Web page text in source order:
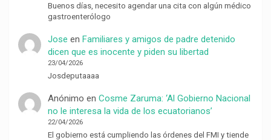
Buenos días, necesito agendar una cita con algún médico
gastroenterólogo
Jose en Familiares y amigos de padre detenido
dicen que es inocente y piden su libertad
23/04/2026
Josdeputaaaa
Anónimo en Cosme Zaruma: ‘Al Gobierno Nacional
no le interesa la vida de los ecuatorianos’
22/04/2026
El gobierno está cumpliendo las órdenes del FMI y tiende